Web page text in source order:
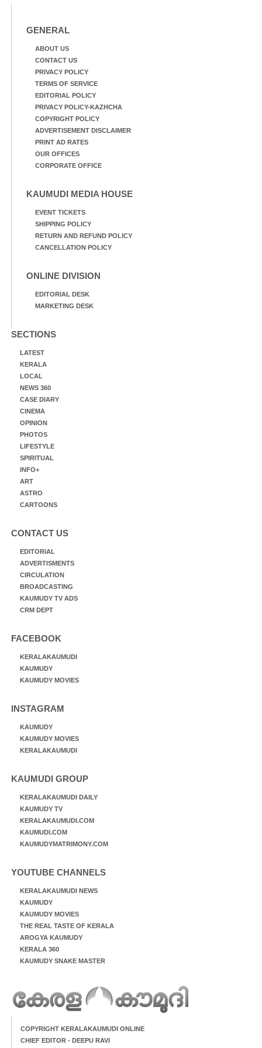
GENERAL
ABOUT US
CONTACT US
PRIVACY POLICY
TERMS OF SERVICE
EDITORIAL POLICY
PRIVACY POLICY-KAZHCHA
COPYRIGHT POLICY
ADVERTISEMENT DISCLAIMER
PRINT AD RATES
OUR OFFICES
CORPORATE OFFICE
KAUMUDI MEDIA HOUSE
EVENT TICKETS
SHIPPING POLICY
RETURN AND REFUND POLICY
CANCELLATION POLICY
ONLINE DIVISION
EDITORIAL DESK
MARKETING DESK
SECTIONS
LATEST
KERALA
LOCAL
NEWS 360
CASE DIARY
CINEMA
OPINION
PHOTOS
LIFESTYLE
SPIRITUAL
INFO+
ART
ASTRO
CARTOONS
CONTACT US
EDITORIAL
ADVERTISMENTS
CIRCULATION
BROADCASTING
KAUMUDY TV ADS
CRM DEPT
FACEBOOK
KERALAKAUMUDI
KAUMUDY
KAUMUDY MOVIES
INSTAGRAM
KAUMUDY
KAUMUDY MOVIES
KERALAKAUMUDI
KAUMUDI GROUP
KERALAKAUMUDI DAILY
KAUMUDY TV
KERALAKAUMUDI.COM
KAUMUDI.COM
KAUMUDYMATRIMONY.COM
YOUTUBE CHANNELS
KERALAKAUMUDI NEWS
KAUMUDY
KAUMUDY MOVIES
THE REAL TASTE OF KERALA
AROGYA KAUMUDY
KERALA 360
KAUMUDY SNAKE MASTER
COPYRIGHT KERALAKAUMUDI ONLINE
CHIEF EDITOR - DEEPU RAVI